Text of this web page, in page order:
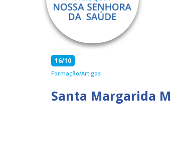
16/10
Formação/Artigos
Santa Margarida